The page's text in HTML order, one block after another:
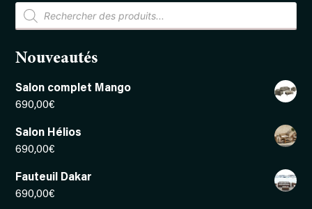
Recherche
de
produits
Nouveautés
Salon complet Mango
690,00€
Salon Hélios
690,00€
Fauteuil Dakar
690,00€